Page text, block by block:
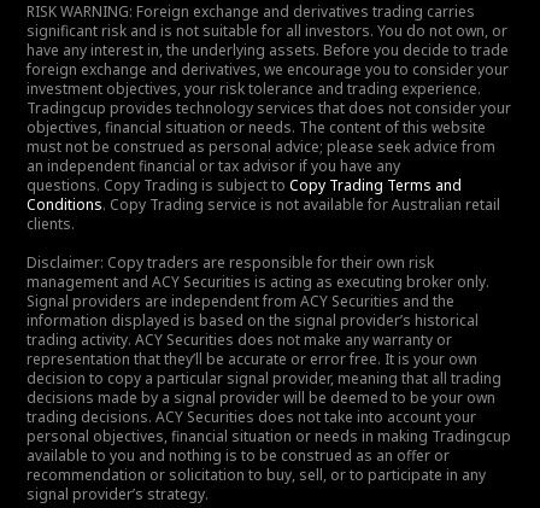
RISK WARNING: Foreign exchange and derivatives trading carries
significant risk and is not suitable for all investors. You do not own, or
have any interest in, the underlying assets. Before you decide to trade
foreign exchange and derivatives, we encourage you to consider your
investment objectives, your risk tolerance and trading experience.
Tradingcup provides technology services that does not consider your
objectives, financial situation or needs. The content of this website
must not be construed as personal advice; please seek advice from
an independent financial or tax advisor if you have any
questions. Copy Trading is subject to Copy Trading Terms and
Conditions. Copy Trading service is not available for Australian retail
clients.
Disclaimer: Copy traders are responsible for their own risk
management and ACY Securities is acting as executing broker only.
Signal providers are independent from ACY Securities and the
information displayed is based on the signal provider’s historical
trading activity. ACY Securities does not make any warranty or
representation that they’ll be accurate or error free. It is your own
decision to copy a particular signal provider, meaning that all trading
decisions made by a signal provider will be deemed to be your own
trading decisions. ACY Securities does not take into account your
personal objectives, financial situation or needs in making Tradingcup
available to you and nothing is to be construed as an offer or
recommendation or solicitation to buy, sell, or to participate in any
signal provider’s strategy.